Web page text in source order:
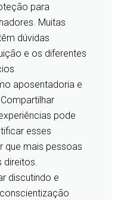
para
Muitas
dúvidas
e os diferentes
aposentadoria e
pode
esses
que mais pessoas
direitos.
discutindo e